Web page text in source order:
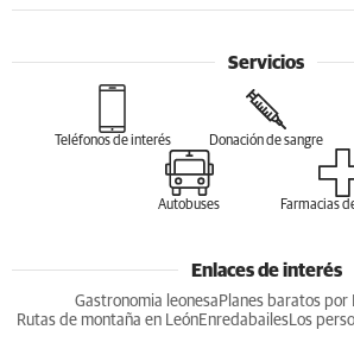
Servicios
Teléfonos de interés Donación de sangre
Autobuses Farmacias
Enlaces de interés
Gastronomia leonesa Planes baratos por
Rutas de montaña en LeónEnredabailesLos